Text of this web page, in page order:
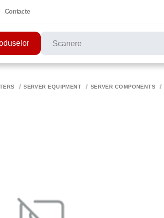
Contacte
SERVER EQUIPMENT SERVER COMPONENTS